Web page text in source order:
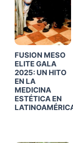
FUSION MESO
ELITE GALA
2025: UN HITO
EN LA
MEDICINA
ESTÉTICA EN